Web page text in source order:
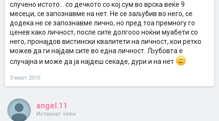
случено истото... со дечкото со кој сум во врска веќе 9
месеци, се запознавме на нет. Не се заљубив во него, се
додека не се запознавме лично, но пред тоа премногу го
ценев како личност, после сите долгооо ноќни муабети со
него, пронајдов вистински квалитети на личност, кои ретко
можев да ги најдам сите во една личност. Љубовта е
случајна и може да ја најдеш секаде, дури и на нет
3 март 2010
angel.11
Истакнат член